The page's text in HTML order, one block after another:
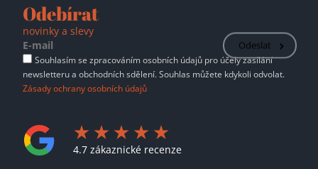
Odebírat
novinky a slevy
Odeslat
Souhlasím se zpracováním osobních údajů pro účely zasílání
newsletteru a obchodních sdělení. Souhlas můžete kdykoli odvolat.
Zásady ochrany osobních údajů
4.7 zákaznické recenze